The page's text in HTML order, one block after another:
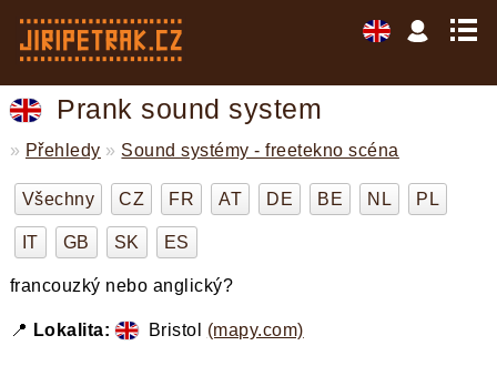
Prank sound system
» Přehledy » Sound systémy - freetekno scéna
Všechny CZ FR AT DE BE NL PL
IT GB SK ES
francouzký nebo anglický?
📍 Lokalita: Bristol (mapy.com)